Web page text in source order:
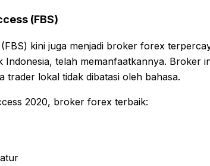
(FBS)
kini juga menjadi broker forex
Indonesia, telah memanfaatkannya. Broker
trader lokal tidak dibatasi oleh bahasa.
2020, broker forex terbaik: